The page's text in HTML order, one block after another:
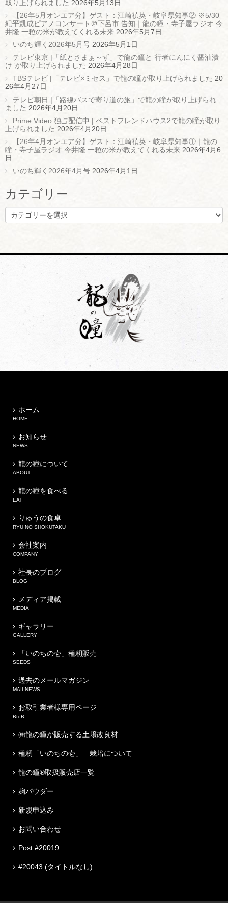
取り上げられました 2026年5月13日
【26年5月オンエア分】ゲスト：江崎禎英・岐阜県知事② ※5/30
紀平凱成ピアノコンサート＠下呂市 告知｜龍の瞳・寺子屋ラジオ 今
井隆 一粒の米が教えてくれる未来 2026年5月7日
いのち輝く2026年5月号 2026年5月1日
テレビ東京 |「紙とさまぁ～ず」で龍の瞳と”行者にんにく醤油漬
け”が取り上げられました 2026年4月28日
TBSテレビ |「テレビ×ミセス」で龍の瞳が取り上げられました 20
26年4月27日
テレビ朝日 |「路線バスで寄り道の旅」で龍の瞳が取り上げられ
ました 2026年4月20日
Prime Video 独占配信中 | ベストフレンドハウス2で龍の瞳が取り
上げられました 2026年4月20日
【26年4月オンエア分】ゲスト：江崎禎英・岐阜県知事①｜龍の
瞳・寺子屋ラジオ 今井隆 一粒の米が教えてくれる未来 2026年4月6
日
いのち輝く2026年4月号 2026年4月1日
カテゴリー
カ
テ
ホーム
HOME
お知らせ
NEWS
龍の瞳について
ABOUT
龍の瞳を食べる
EAT
りゅうの食卓
RYU NO SHOKUTAKU
会社案内
COMPANY
社長のブログ
BLOG
メディア掲載
MEDIA
ギャラリー
GALLERY
「いのちの壱」種籾販売
SEEDS
過去のメールマガジン
MAILNEWS
お取引業者様専用ページ
BtoB
㈱龍の瞳が販売する土壌改良材
種籾「いのちの壱」 栽培について
龍の瞳®取扱販売店一覧
麹パウダー
新規申込み
お問い合わせ
Post #20019
#20043 (タイトルなし)